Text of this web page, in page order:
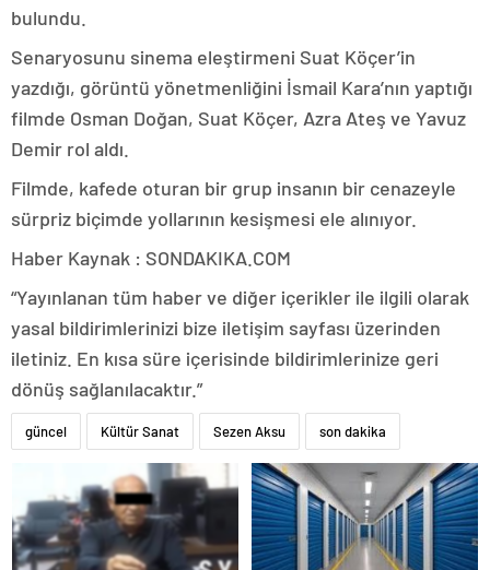
bulundu.
Senaryosunu sinema eleştirmeni Suat Köçer’in
yazdığı, görüntü yönetmenliğini İsmail Kara’nın yaptığı
filmde Osman Doğan, Suat Köçer, Azra Ateş ve Yavuz
Demir rol aldı.
Filmde, kafede oturan bir grup insanın bir cenazeyle
sürpriz biçimde yollarının kesişmesi ele alınıyor.
Haber Kaynak : SONDAKIKA.COM
“Yayınlanan tüm haber ve diğer içerikler ile ilgili olarak
yasal bildirimlerinizi bize iletişim sayfası üzerinden
iletiniz. En kısa süre içerisinde bildirimlerinize geri
dönüş sağlanılacaktır.”
güncel Kültür Sanat Sezen Aksu son dakika